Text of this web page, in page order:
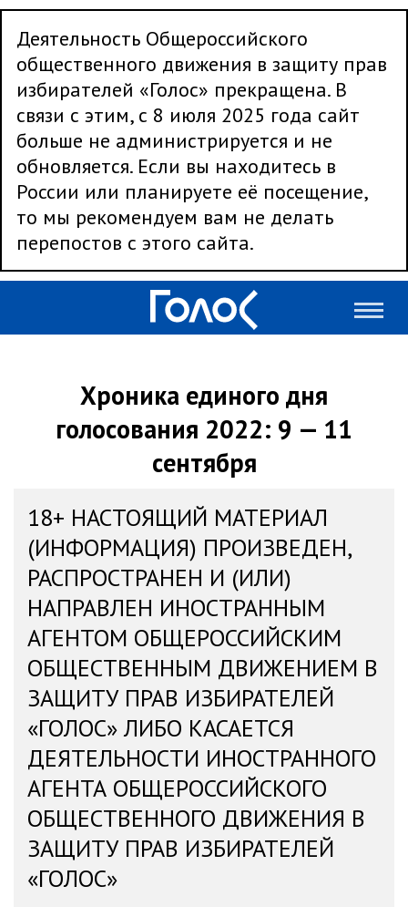
Деятельность Общероссийского
общественного движения в защиту прав
избирателей «Голос» прекращена. В
связи с этим, с 8 июля 2025 года сайт
больше не администрируется и не
обновляется. Если вы находитесь в
России или планируете её посещение,
то мы рекомендуем вам не делать
перепостов с этого сайта.
Хроника единого дня
голосования 2022: 9 — 11
сентября
18+ НАСТОЯЩИЙ МАТЕРИАЛ
(ИНФОРМАЦИЯ) ПРОИЗВЕДЕН,
РАСПРОСТРАНЕН И (ИЛИ)
НАПРАВЛЕН ИНОСТРАННЫМ
АГЕНТОМ ОБЩЕРОССИЙСКИМ
ОБЩЕСТВЕННЫМ ДВИЖЕНИЕМ В
ЗАЩИТУ ПРАВ ИЗБИРАТЕЛЕЙ
«ГОЛОС» ЛИБО КАСАЕТСЯ
ДЕЯТЕЛЬНОСТИ ИНОСТРАННОГО
АГЕНТА ОБЩЕРОССИЙСКОГО
ОБЩЕСТВЕННОГО ДВИЖЕНИЯ В
ЗАЩИТУ ПРАВ ИЗБИРАТЕЛЕЙ
«ГОЛОС»